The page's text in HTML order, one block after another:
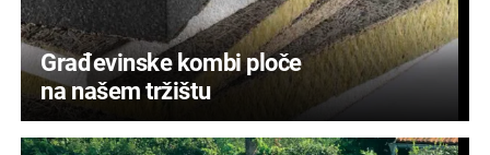
Građevinske kombi ploče
na našem tržištu